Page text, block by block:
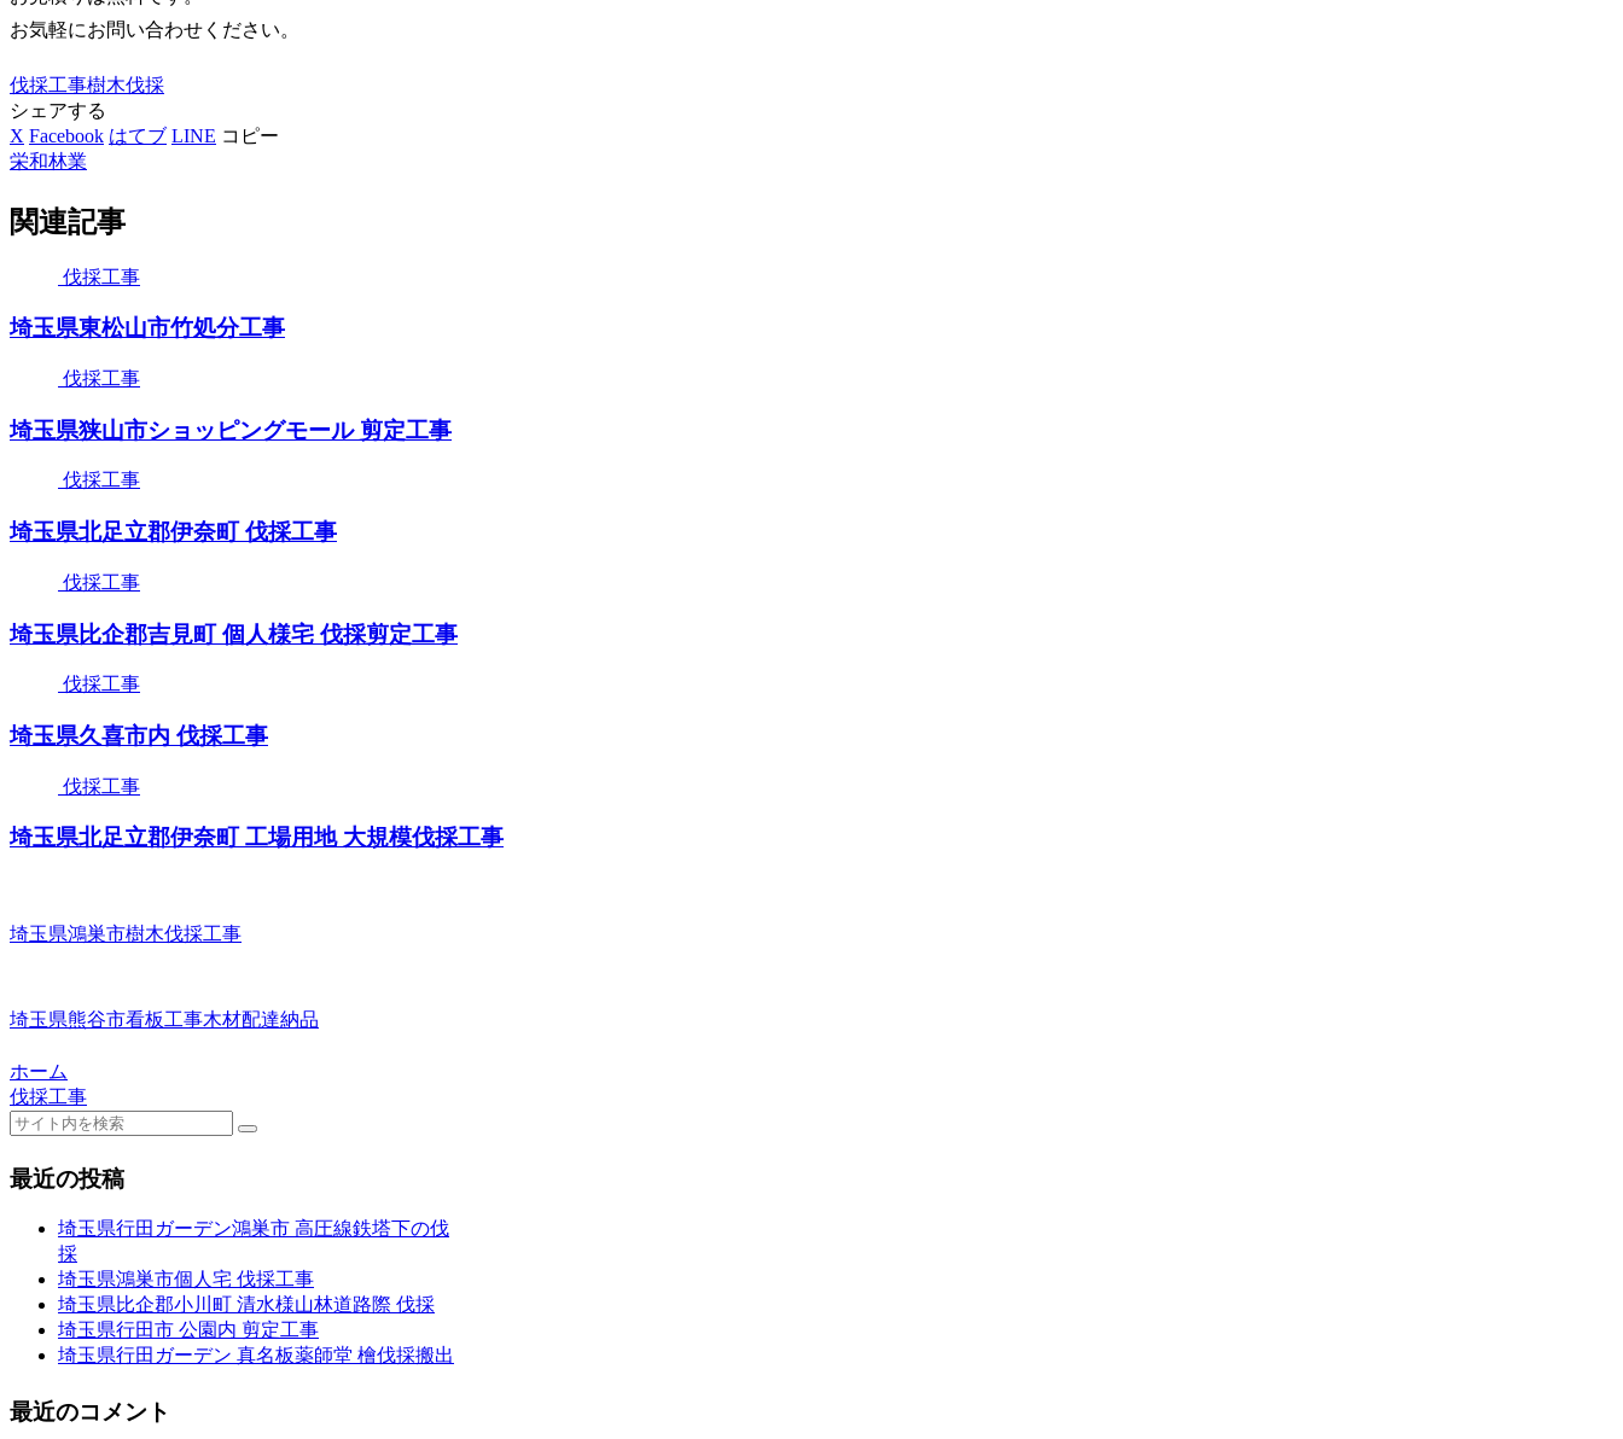
お気軽にお問い合わせください。
伐採工事樹木伐採
シェアする
X Facebook はてブ LINE コピー
栄和林業
関連記事
伐採工事
埼玉県東松山市竹処分工事
伐採工事
埼玉県狭山市ショッピングモール 剪定工事
伐採工事
埼玉県北足立郡伊奈町 伐採工事
伐採工事
埼玉県比企郡吉見町 個人様宅 伐採剪定工事
伐採工事
埼玉県久喜市内 伐採工事
伐採工事
埼玉県北足立郡伊奈町 工場用地 大規模伐採工事
埼玉県鴻巣市樹木伐採工事
埼玉県熊谷市看板工事木材配達納品
ホーム
伐採工事
最近の投稿
埼玉県行田ガーデン鴻巣市 高圧線鉄塔下の伐
採
埼玉県鴻巣市個人宅 伐採工事
埼玉県比企郡小川町 清水様山林道路際 伐採
埼玉県行田市 公園内 剪定工事
埼玉県行田ガーデン 真名板薬師堂 檜伐採搬出
最近のコメント